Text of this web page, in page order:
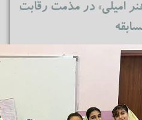
امیلی» در مذمت رقابت